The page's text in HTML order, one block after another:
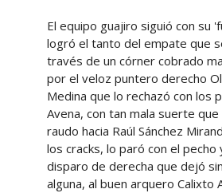
El equipo guajiro siguió con su
logró el tanto del empate que
través de un córner cobrado
por el veloz puntero derecho
Medina que lo rechazó con los
Avena, con tan mala suerte que
raudo hacia Raúl Sánchez
los cracks, lo paró con el pecho
disparo de derecha que dejó
alguna, al buen arquero Calixto